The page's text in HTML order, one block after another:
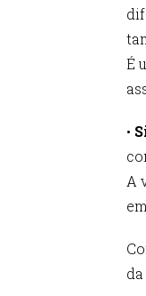
É
•
A
da